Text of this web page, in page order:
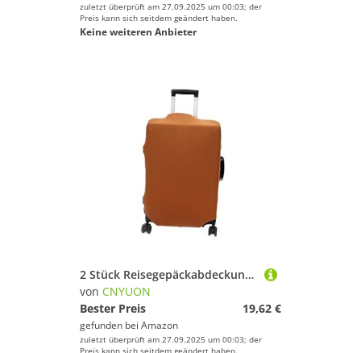
zuletzt überprüft am 27.09.2025 um 00:03; der
Preis kann sich seitdem geändert haben.
Keine weiteren Anbieter
2 Stück Reisegepäckabdeckung, elastische Gepäckabdeckung, geeignet for 45,7 bis 76, cm große Koffer, Staubschutz, Reisezubehör(Coffee,S)
von CNYUON
Bester Preis
19,62 €
gefunden bei Amazon
zuletzt überprüft am 27.09.2025 um 00:03; der
Preis kann sich seitdem geändert haben.